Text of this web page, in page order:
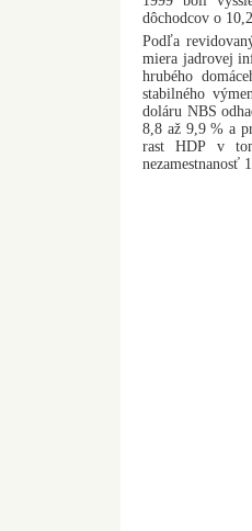
dôchodcov o
Podľa
miera jadrovej
hrubého
stabilného
doláru NBS
8,8 až 9,9 % a
rast HDP v
nezamestnanosť